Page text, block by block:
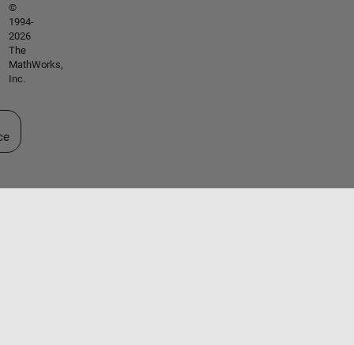
©
1994-
2026
The
MathWorks,
Inc.
un site web